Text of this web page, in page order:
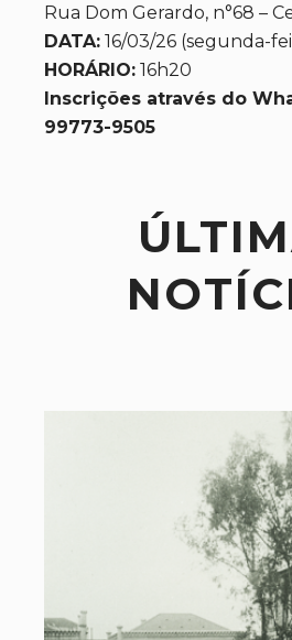
Rua Dom Gerardo, n°68 –
DATA: 16/03/26 (segunda-
HORÁRIO: 16h20
Inscrições através do
99773-9505